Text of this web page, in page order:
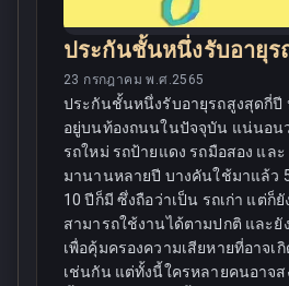
ประกันชั้นหนึ่งรับอายุร
23 กรกฎาคม พ.ศ.2565
ประกันชั้นหนึ่งรับอายุรถสูงสุดกี่ปี
อยู่บนท้องถนนในปัจจุบัน แน่นอน
รถใหม่ รถป้ายแดง รถมือสอง แล
มานานหลายปี บางคันใช้มาแล้ว
10 ปีก็มี ซึ่งถือว่าเป็น รถเก่า แต่ก็ยั
สามารถใช้งานได้ตามปกติ และยั
เพื่อคุ้มครองความเสียหายที่อาจเ
เช่นกัน แต่ทั้งนี้ใครหลายคนอาจส